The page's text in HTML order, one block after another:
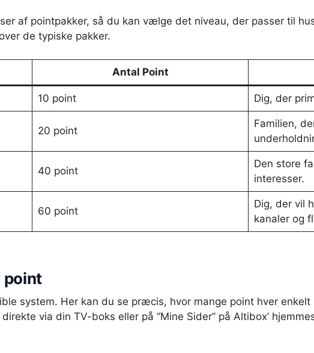
af pointpakker, så du kan vælge det niveau, der passer til
de typiske pakker.
Antal Point
10 point Dig, der
20 point
Familien,
40 point
Den store
interesser.
60 point
Dig, der vil
kanaler og
point
system. Her kan du se præcis, hvor mange point hver
via din TV-boks eller på “Mine Sider” på Altibox’